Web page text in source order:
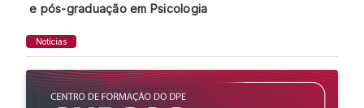
e pós-graduação em Psicologia
Notícias